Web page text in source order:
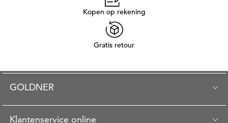
Kopen op rekening
Gratis retour
GOLDNER
Klantenservice online